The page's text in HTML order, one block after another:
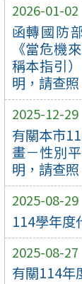
2026-01-02
函轉國防
《當危機
稱本指引
明，請查照
2025-12-29
有關本市
畫－性別
明，請查照
2025-08-29
114學年度
2025-08-27
有關114年